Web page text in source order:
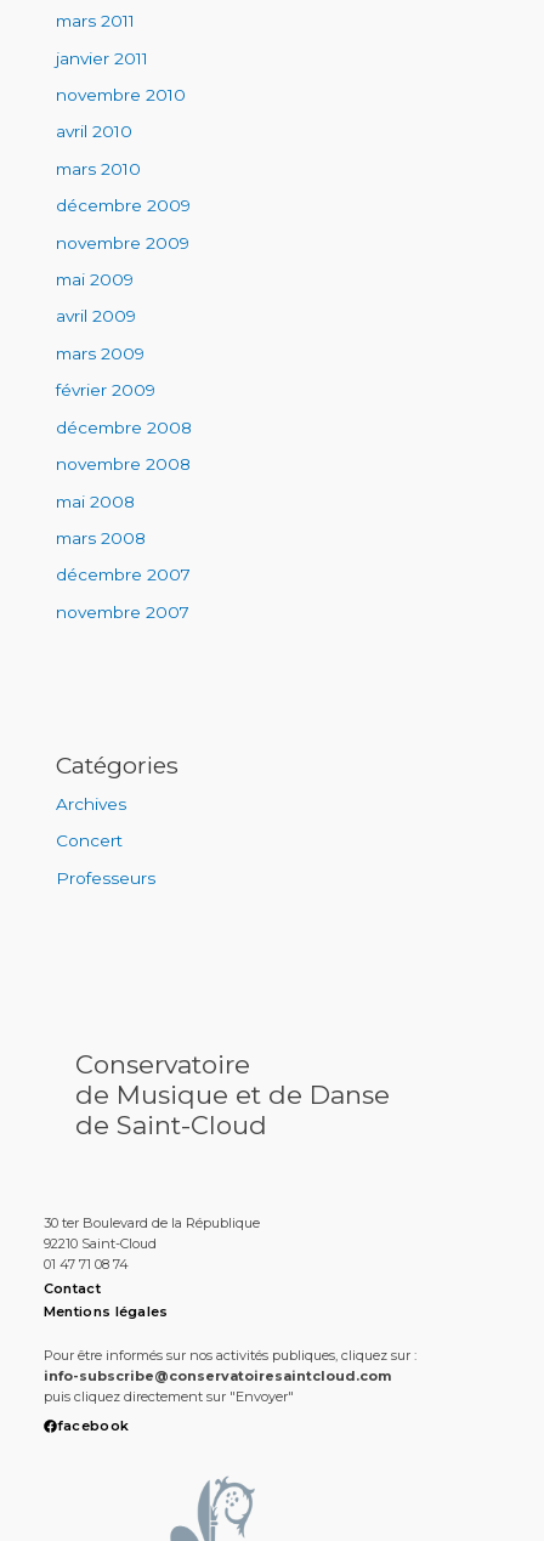
mars 2011
janvier 2011
novembre 2010
avril 2010
mars 2010
décembre 2009
novembre 2009
mai 2009
avril 2009
mars 2009
février 2009
décembre 2008
novembre 2008
mai 2008
mars 2008
décembre 2007
novembre 2007
Catégories
Archives
Concert
Professeurs
Conservatoire
de Musique et de Danse
de Saint-Cloud
30 ter Boulevard de la République
92210 Saint-Cloud
01 47 71 08 74
Contact
Mentions légales
Pour être informés sur nos activités publiques, cliquez sur :
info-subscribe@conservatoiresaintcloud.com
puis cliquez directement sur "Envoyer"
facebook